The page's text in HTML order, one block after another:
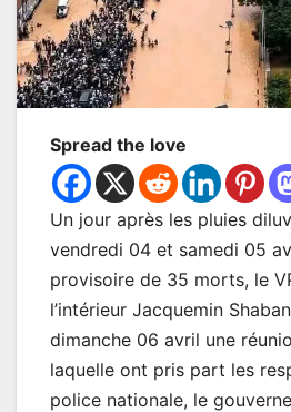
Spread the love
Un jour après les pluies
vendredi 04 et samedi 05
provisoire de 35 morts, le
l’intérieur Jacquemin
dimanche 06 avril une
laquelle ont pris part les
police nationale, le